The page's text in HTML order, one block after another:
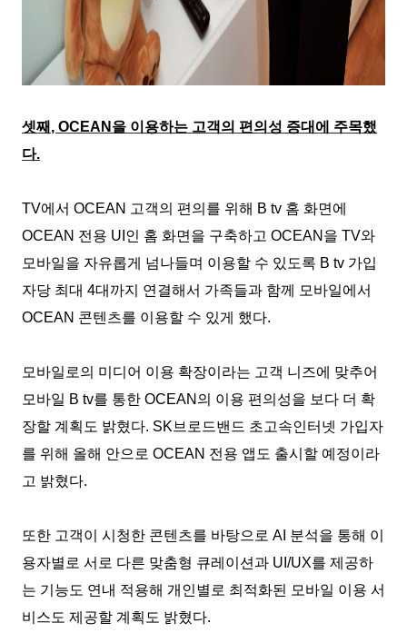
셋째 , OCEAN 을 이용하는 고객의 편의성 증대에 주목했
다.
TV에서 OCEAN 고객의 편의를 위해 B tv 홈 화면에
OCEAN 전용 UI 인 홈 화면을 구축하고 OCEAN 을 TV와
모바일을 자유롭게 넘나들며 이용할 수 있도록 B tv 가입
자당 최대 4대까지 연결해서 가족들과 함께 모바일에서
OCEAN 콘텐츠를 이용할 수 있게 했다.
모바일로의 미디어 이용 확장이라는 고객 니즈에 맞추어
모바일 B tv를 통한 OCEAN 의 이용 편의성을 보다 더 확
장할 계획도 밝혔다. SK 브로드밴드 초고속인터넷 가입자
를 위해 올해 안으로 OCEAN 전용 앱도 출시할 예정이라
고 밝혔다.
또한 고객이 시청한 콘텐츠를 바탕으로 AI 분석을 통해 이
용자별로 서로 다른 맞춤형 큐레이션과 UI/UX를 제공하
는 기능도 연내 적용해 개인별로 최적화된 모바일 이용 서
비스도 제공할 계획도 밝혔다.